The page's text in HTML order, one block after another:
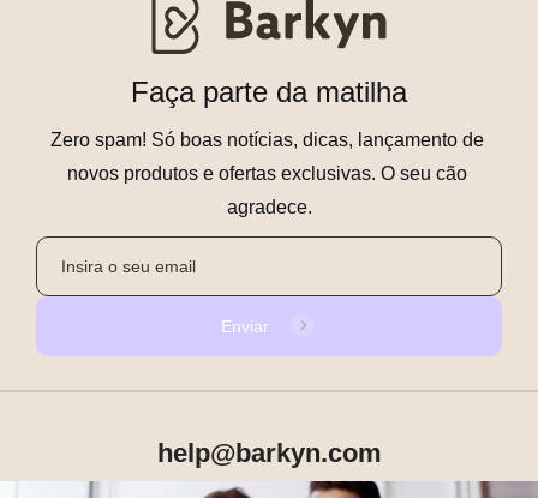
Faça parte da matilha
Zero spam! Só boas notícias, dicas, lançamento de
novos produtos e ofertas exclusivas. O seu cão
agradece.
Enviar
help@barkyn.com